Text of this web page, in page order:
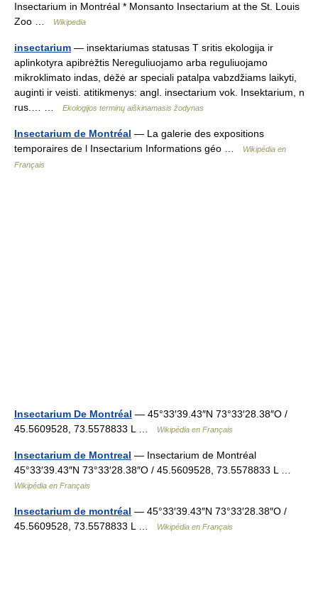
Insectarium in Montréal * Monsanto Insectarium at the St. Louis
Zoo …
Wikipedia
insectarium — insektariumas statusas T sritis ekologija ir
aplinkotyra apibrėžtis Nereguliuojamo arba reguliuojamo
mikroklimato indas, dėžė ar speciali patalpa vabzdžiams laikyti,
auginti ir veisti. atitikmenys: angl. insectarium vok. Insektarium, n
rus.… …
Ekologijos terminų aiškinamasis žodynas
Insectarium de Montréal — La galerie des expositions
temporaires de l Insectarium Informations géo …
Wikipédia en
Français
Insectarium De Montréal — 45°33′39.43″N 73°33′28.38″O /
45.5609528, 73.5578833 L …
Wikipédia en Français
Insectarium de Montreal — Insectarium de Montréal
45°33′39.43″N 73°33′28.38″O / 45.5609528, 73.5578833 L …
Wikipédia en Français
Insectarium de montréal — 45°33′39.43″N 73°33′28.38″O /
45.5609528, 73.5578833 L …
Wikipédia en Français